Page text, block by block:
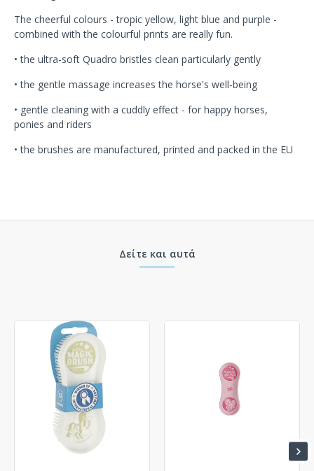
The cheerful colours - tropic yellow, light blue and purple -
combined with the colourful prints are really fun.
• the ultra-soft Quadro bristles clean particularly gently
• the gentle massage increases the horse's well-being
• gentle cleaning with a cuddly effect - for happy horses,
ponies and riders
• the brushes are manufactured, printed and packed in the EU
Δείτε και αυτά